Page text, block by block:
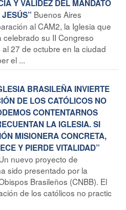
Y VALIDEZ DEL MANDATO
Buenos Aires
al CAM2, la Iglesia que
su II Congreso
27 de octubre en la ciudad
el ...
BRASILEÑA INVIERTE
DE LOS CATÓLICOS NO
CONTENTARNOS
LA IGLESIA. SI
MISIONERA CONCRETA,
Y PIERDE VITALIDAD”
nuevo proyecto de
sido presentado por la
Brasileños (CNBB). El
de los católicos no practic